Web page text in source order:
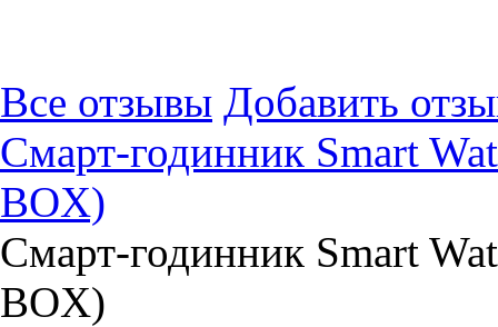
Все отзывы Добавить
Смарт-годинник Smart
BOX)
Смарт-годинник Smart
BOX)